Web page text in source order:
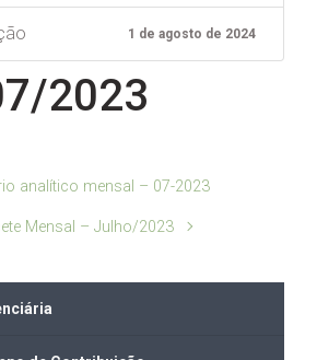
1 de agosto de 2024
2023
analítico mensal – 07-2023
Mensal – Julho/2023